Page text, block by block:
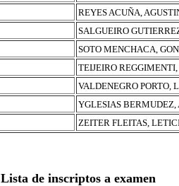
REYES ACUÑA,
SALGUEIRO
SOTO MENCHACA,
TEIJEIRO
VALDENEGRO PORTO,
YGLESIAS
ZEITER FLEITAS,
Lista de inscriptos a examen